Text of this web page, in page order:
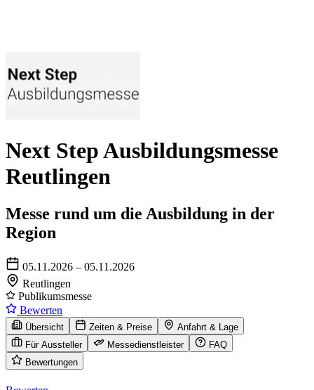
Next Step Ausbildungsmesse
Reutlingen
Messe rund um die Ausbildung in der
Region
05.11.2026 – 05.11.2026
Reutlingen
Publikumsmesse
Bewerten
Übersicht Zeiten & Preise
Anfahrt & Lage
Für Aussteller
Messedienstleister
FAQ
Bewertungen